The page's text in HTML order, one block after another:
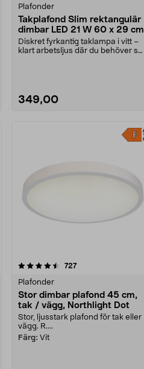
Plafonder
Takplafond Slim rektangulär
dimbar LED 21 W 60 x 29 cm
Diskret fyrkantig taklampa i vitt –
klart arbetsljus där du behöver se
349,00
727recensioner
Plafonder
Stor dimbar plafond 45 cm,
tak / vägg, Northlight Dot
Stor, ljusstark plafond för tak eller
vägg. R....
Färg: Vit